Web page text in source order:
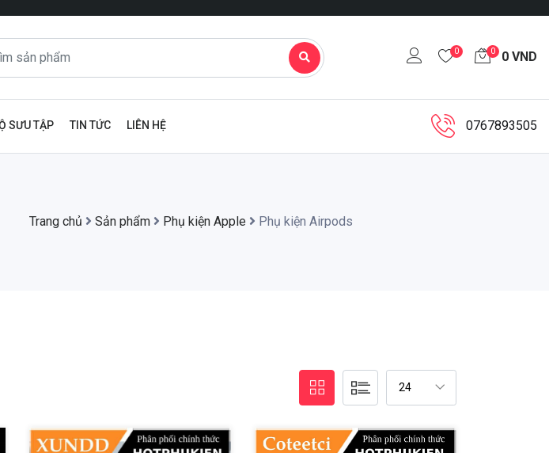
0 0 0 VND
SƯU TẬP TIN TỨC LIÊN HỆ 0767893505
Trang chủ Sản phẩm Phụ kiện Apple Phụ kiện Airpods